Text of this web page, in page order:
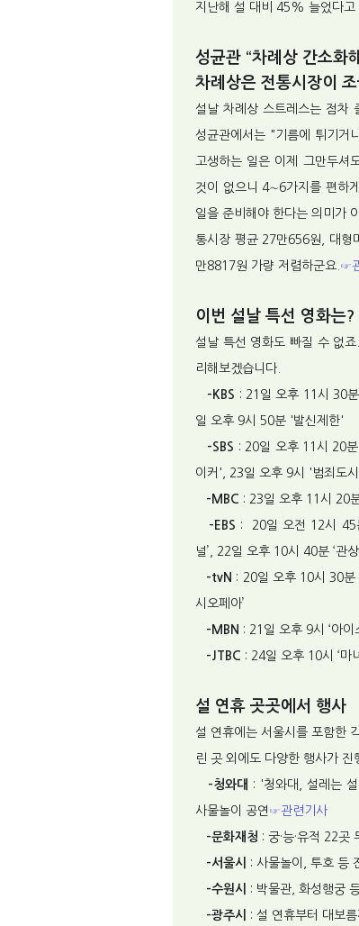
지난해 설 대비 45% 늘었다고
성균관 “차례상 간소화
차례상은 전통시장이
설날 차례상 스트레스는 점차
성균관에서는 "기름에 튀기거
고생하는 일은 이제 그만두셔
것이 없으니 4∼6가지를 편하
일을 준비해야 한다는 의미가
통시장 평균 27만656원, 대형
만8817원 가량 저렴하군요. ☞
이번 설날 특선 영화는?
설날 특선 영화도 빠질 수 없
리해보겠습니다.
-KBS : 21일 오후 11시 30
일 오후 9시 50분 '발신제한'
-SBS : 20일 오후 11시 20
이커', 23일 오후 9시 '범죄도
-MBC : 23일 오후 11시 20
-EBS : 20일 오전 12시 45
널’, 22일 오후 10시 40분 ‘관
-tvN : 20일 오후 10시 30
시오페아’
-MBN : 21일 오후 9시 ‘아이
-JTBC : 24일 오후 10시 ‘마
설 연휴 곳곳에서 행사
설 연휴에는 서울시를 포함한
린 곳 외에도 다양한 행사가 진
-청와대 : '청와대, 설레는 설
사물놀이 공연 ☞관련기사
-문화재청 : 궁·능·유적 22곳
-서울시 : 사물놀이, 투호 등
-수원시 : 박물관, 화성행궁
-광주시 : 설 연휴부터 대보